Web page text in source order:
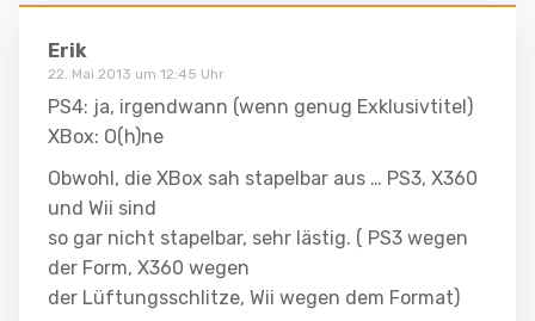
Erik
22. Mai 2013 um 12:45 Uhr
PS4: ja, irgendwann (wenn genug Exklusivtitel)
XBox: O(h)ne
Obwohl, die XBox sah stapelbar aus … PS3, X360
und Wii sind
so gar nicht stapelbar, sehr lästig. ( PS3 wegen
der Form, X360 wegen
der Lüftungsschlitze, Wii wegen dem Format)